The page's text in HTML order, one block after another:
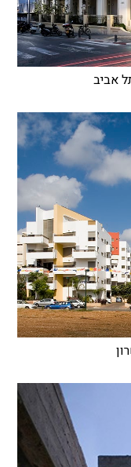
אביב